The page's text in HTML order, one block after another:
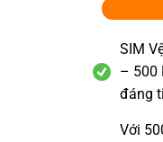
SIM
– 500
đáng
Với